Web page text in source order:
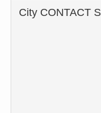
City CONTACT S